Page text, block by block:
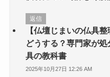
返信
【仏壇じまいの仏具
どうする？専門家が
具の教科書
2025年10月27日 12:26 AM